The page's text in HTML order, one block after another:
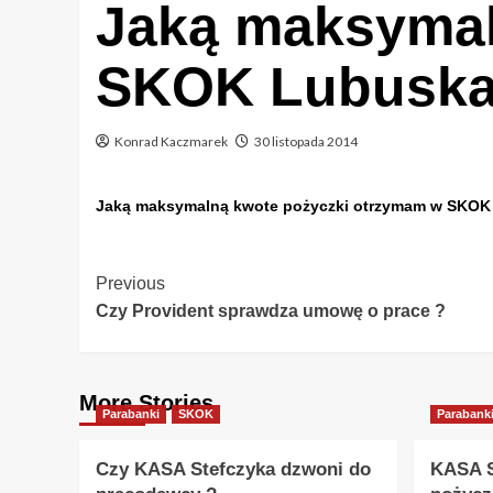
Jaką
SKOK
Konrad Kaczmarek 30 listopada 2014
Jaką maksymalną kwote pożyczki otrzymam w
Post
Navigation
Previous
Czy Provident sprawdza umowę o prace ?
More Stories
Parabanki SKOK
Czy KASA Stefczyka dzwoni do
Parabanki
KASA